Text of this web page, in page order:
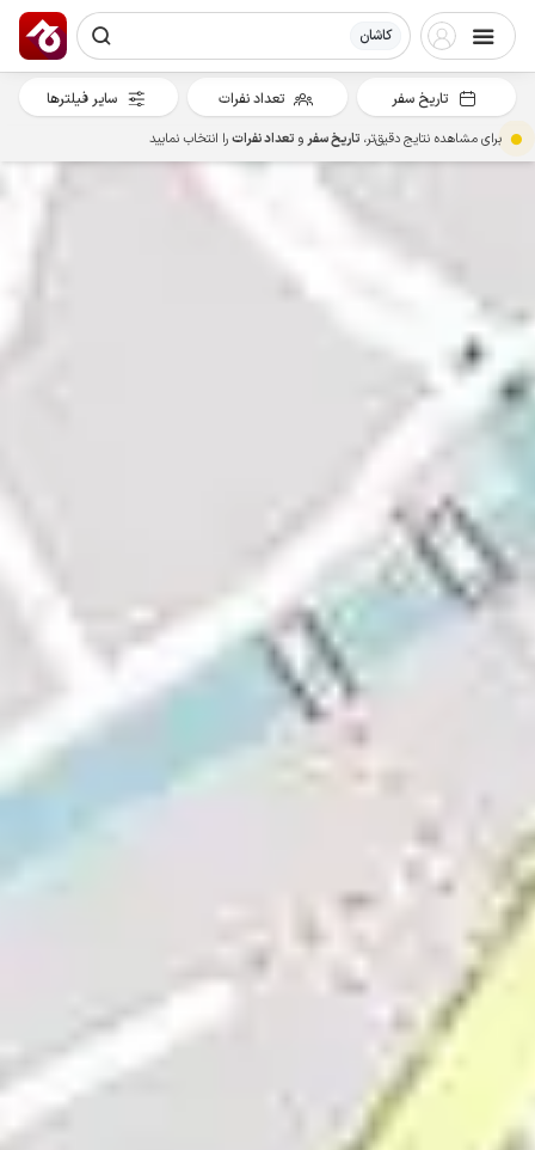
کاشان
تاریخ سفر تعداد نفرات سایر فیلترها
برای مشاهده نتایج دقیق‌تر، تاریخ سفرو تعداد نفراترا انتخاب نمایید